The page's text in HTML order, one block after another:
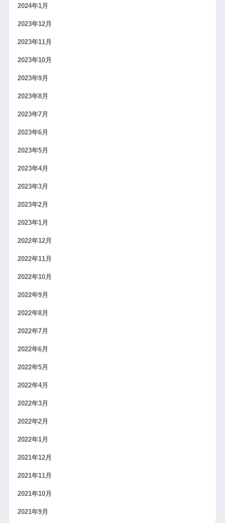
2024年1月
2023年12月
2023年11月
2023年10月
2023年9月
2023年8月
2023年7月
2023年6月
2023年5月
2023年4月
2023年3月
2023年2月
2023年1月
2022年12月
2022年11月
2022年10月
2022年9月
2022年8月
2022年7月
2022年6月
2022年5月
2022年4月
2022年3月
2022年2月
2022年1月
2021年12月
2021年11月
2021年10月
2021年9月